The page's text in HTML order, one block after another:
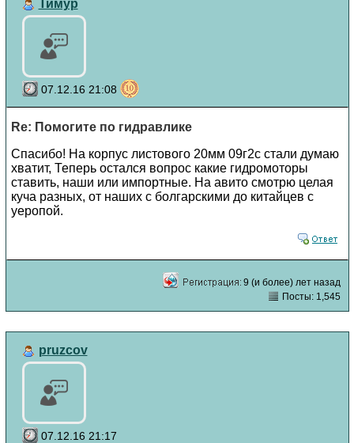
Тимур
07.12.16 21:08
Re: Помогите по гидравлике
Спасибо! На корпус листового 20мм 09г2с стали думаю
хватит, Теперь остался вопрос какие гидромоторы
ставить, наши или импортные. На авито смотрю целая
куча разных, от наших с болгарскими до китайцев с
уеропой.
9 (и более) лет назад
Посты: 1,545
pruzcov
07.12.16 21:17